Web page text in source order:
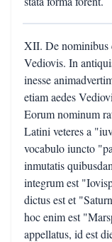
XII. De nominibus
Vediovis. In
inesse
etiam aedes
Eorum nominum
Latini veteres a
vocabulo iuncto
inmutatis
integrum est
dictus est et
hoc enim est
appellatus, id est